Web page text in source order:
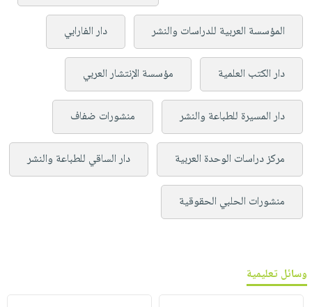
المؤسسة العربية للدراسات والنشر دار الفارابي
دار الكتب العلمية مؤسسة الإنتشار العربي
دار المسيرة للطباعة والنشر منشورات ضفاف
مركز دراسات الوحدة العربية دار الساقي للطباعة والنشر
منشورات الحلبي الحقوقية
وسائل تعليمية